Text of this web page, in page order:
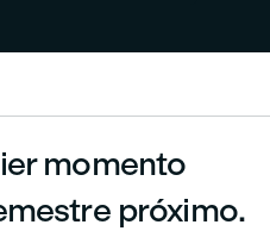
momento
próximo.